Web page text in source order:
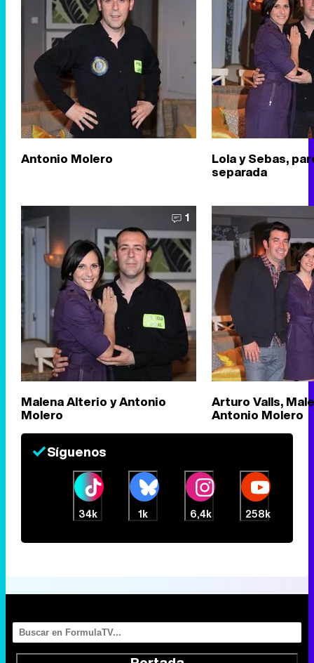
Antonio Molero Lola y Sebas,
separada
1
Malena Alterio y Antonio
Molero
Arturo Valls,
Antonio Molero
Síguenos
34k 1k 6,4k 258k